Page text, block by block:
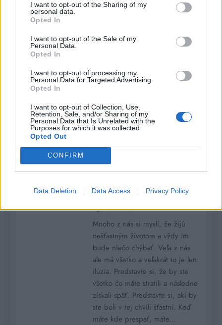
I want to opt-out of the Sharing of my
personal data.
Opted In
I want to opt-out of the Sale of my
Personal Data.
Opted In
I want to opt-out of processing my
Personal Data for Targeted Advertising.
Opted In
I want to opt-out of Collection, Use,
Retention, Sale, and/or Sharing of my
Personal Data that Is Unrelated with the
Purposes for which it was collected.
Opted Out
CONFIRM
Data Deletion Data Access Privacy Policy
ktoré nás nebudú stáť veľa
umelých črepníkov, netušila som
vyrába ostala som bez…
NEZARADENÉ
Jeden chlapec je
bohatý. Pozrite sa, čo sa
stane, keď si vymenia
Romana
8 rokov
ago
0 2 mins
Mnoho z nás si myslí, že žijú
nešťastným životom a vždy im
bude niečo chýbať. Veľa z nás
ale má všetko a veľakrát to je len
ilúzia. Predstavte si, že by ste
všetko čo máte stratili a následne
získali späť. Predstavte si, akí by
ste boli v tej chvíli šťastní. Keď
máte kde prespať, máte…